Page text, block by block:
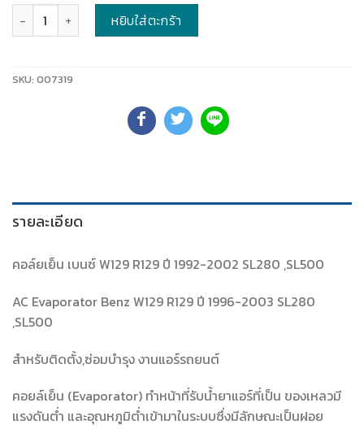
หยิบใส่ตะกร้า
SKU: 007319
รายละเอียด
คอล์ยเย็น เบนซ์ W129 R129 ปี 1992-2002 SL280 ,SL500
AC Evaporator Benz W129 R129 ปี 1996-2003 SL280
,SL500
สำหรับติดตั้ง,ซ่อมบำรุง งานแอร์รถยนต์
คอยล์เย็น (Evaporator) ทำหน้าที่รับน้ำยาแอร์ที่เป็น ของเหลวมี
แรงดันต่ำ และอุณหภูมิต่ำเข้ามาในระบบซึ่งมีลักษณะเป็นฝอย